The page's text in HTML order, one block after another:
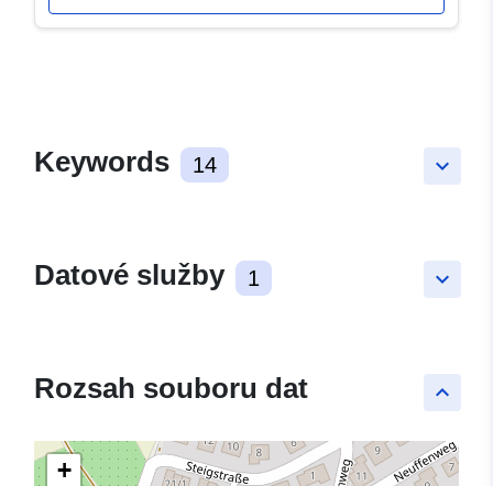
keyboard_arrow_down
Keywords 14
keyboard_arrow_down
Datové služby 1
keyboard_arrow_up
Rozsah souboru dat
+